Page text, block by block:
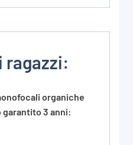
ragazzi:
organiche
3 anni: